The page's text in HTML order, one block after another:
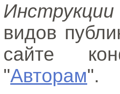
видов
сайте
"Авторам".